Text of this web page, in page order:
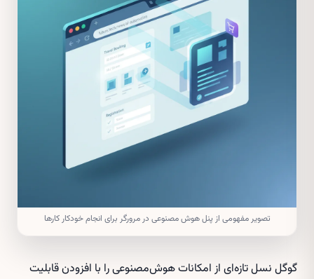
تصویر مفهومی از پنل هوش مصنوعی در مرورگر برای انجام خودکار کارها
گوگل نسل تازه‌ای از امکانات هوش‌مصنوعی را با افزودن قابلیت